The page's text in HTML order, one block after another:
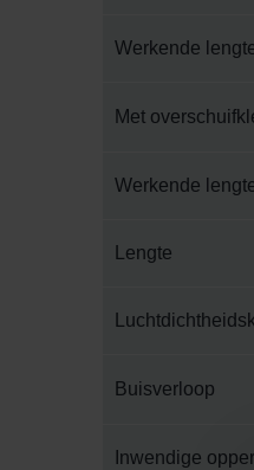
Werkende
Met
Werkende
Lengte
Buisverloop
Inwendige